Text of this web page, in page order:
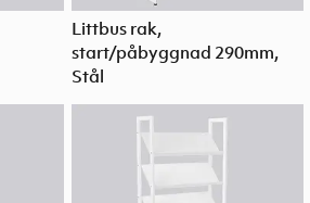
Littbus rak,
start/påbyggnad 290mm,
Stål